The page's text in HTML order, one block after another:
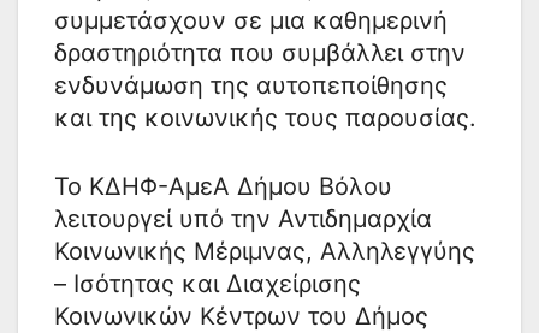
συμμετάσχουν σε μια καθημερινή
δραστηριότητα που συμβάλλει στην
ενδυνάμωση της αυτοπεποίθησης
και της κοινωνικής τους παρουσίας.
Το ΚΔΗΦ-ΑμεΑ Δήμου Βόλου
λειτουργεί υπό την Αντιδημαρχία
Κοινωνικής Μέριμνας, Αλληλεγγύης
– Ισότητας και Διαχείρισης
Κοινωνικών Κέντρων του Δήμος